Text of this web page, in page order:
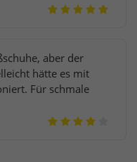
aber der
hätte es mit
Für schmale